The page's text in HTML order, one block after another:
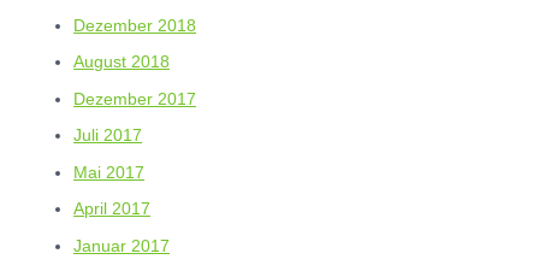
Dezember 2018
August 2018
Dezember 2017
Juli 2017
Mai 2017
April 2017
Januar 2017